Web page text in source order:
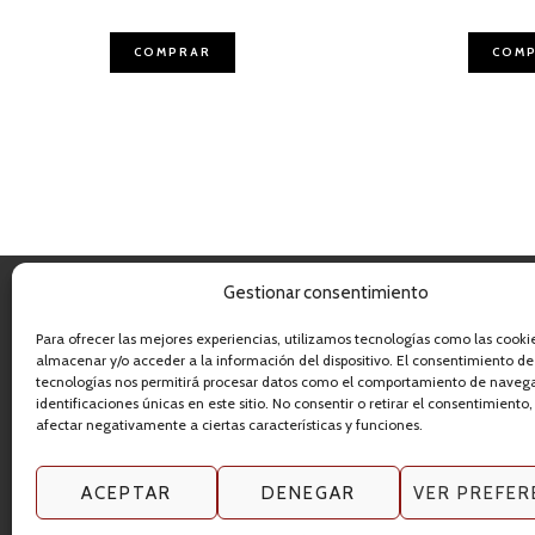
Gestionar consentimiento
Para ofrecer las mejores experiencias, utilizamos tecnologías como las
almacenar y/o acceder a la información del dispositivo. El consentimiento
tecnologías nos permitirá procesar datos como el comportamiento de
identificaciones únicas en este sitio. No consentir o retirar el
afectar negativamente a ciertas características y funciones.
ACEPTAR DENEGAR VER
COMPRAR
UBICACIÓN FÍSICA
Carnicería Recio
Mallén (Zaragoza)